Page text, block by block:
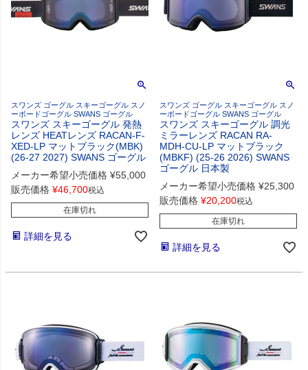
スワンズ ゴーグル スキーゴーグル スノ
ーボードゴーグル SWANS ゴーグル
スワンズ スキーゴーグル 発熱
レンズ HEATレンズ RACAN-F-
XED-LP マットブラック(MBK)
(26-27 2027) SWANS ゴーグル
メーカー希望小売価格 ¥55,000
販売価格 ¥46,700税込
在庫切れ
詳細を見る
スワンズ ゴーグル スキーゴーグル スノ
ーボードゴーグル SWANS ゴーグル
スワンズ スキーゴーグル 調光
ミラーレンズ RACAN RA-
MDH-CU-LP マットブラック
(MBKF) (25-26 2026) SWANS
ゴーグル 日本製
メーカー希望小売価格 ¥25,300
販売価格 ¥20,200税込
在庫切れ
詳細を見る